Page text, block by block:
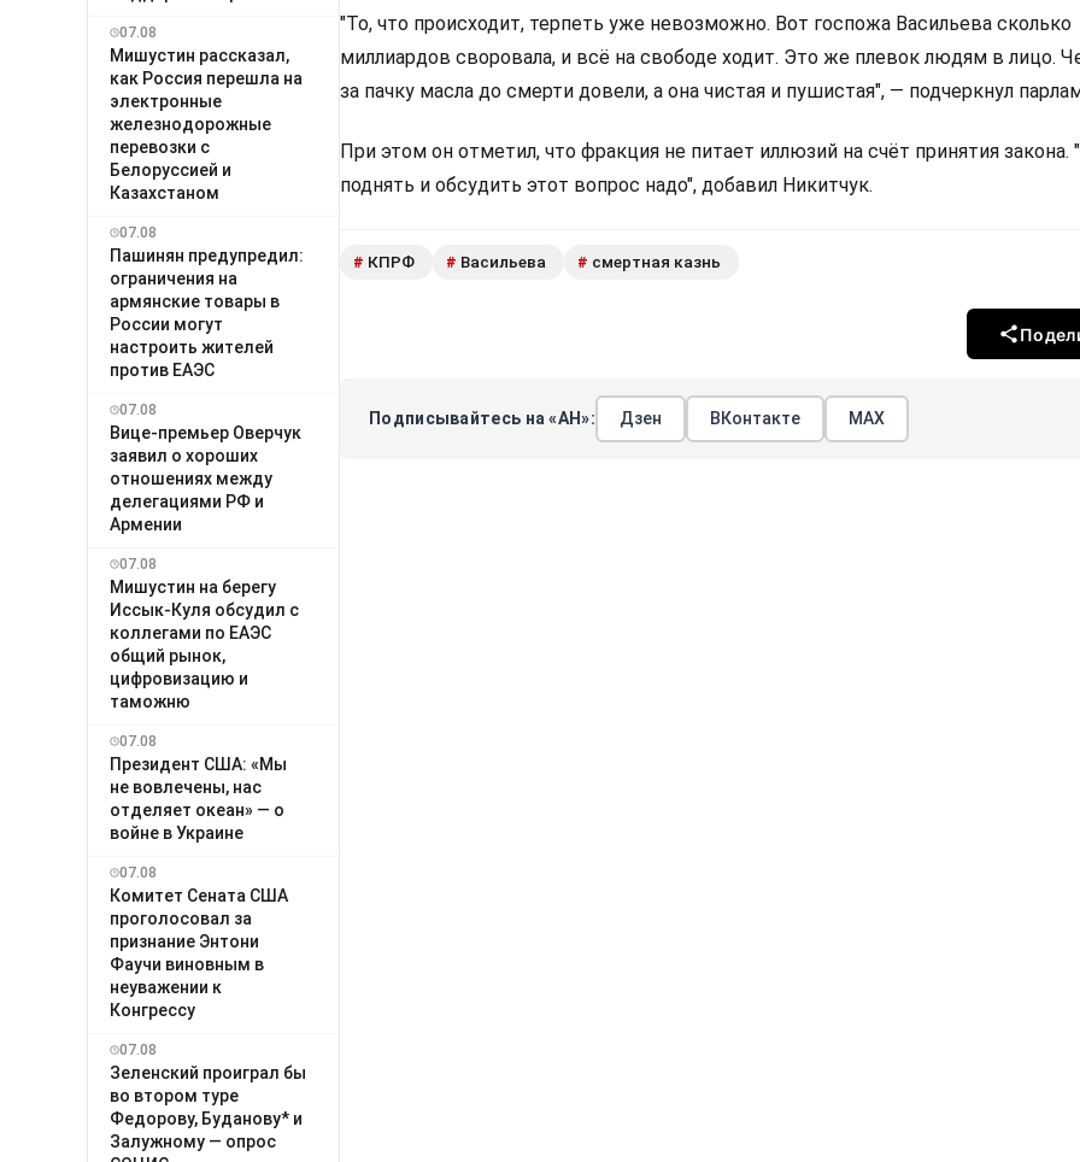
07.08
Мишустин рассказал,
как Россия перешла на
электронные
железнодорожные
перевозки с
Белоруссией и
Казахстаном
07.08
Пашинян предупредил:
ограничения на
армянские товары в
России могут
настроить жителей
против ЕАЭС
07.08
Вице-премьер Оверчук
заявил о хороших
отношениях между
делегациями РФ и
Армении
07.08
Мишустин на берегу
Иссык-Куля обсудил с
коллегами по ЕАЭС
общий рынок,
цифровизацию и
таможню
07.08
Президент США: «Мы
не вовлечены, нас
отделяет океан» — о
войне в Украине
07.08
Комитет Сената США
проголосовал за
признание Энтони
Фаучи виновным в
неуважении к
Конгрессу
07.08
Зеленский проиграл бы
во втором туре
Федорову, Буданову* и
Залужному — опрос
"То, что происходит, терпеть уже невозможно. Вот госпожа Васильева сколько
миллиардов своровала, и всё на свободе ходит. Это же плевок людям в лицо.
за пачку масла до смерти довели, а она чистая и пушистая", — подчеркнул
При этом он отметил, что фракция не питает иллюзий на счёт принятия закона.
поднять и обсудить этот вопрос надо", добавил Никитчук.
# КПРФ # Васильева # смертная казнь
Подписывайтесь на «АН»: Дзен ВКонтакте МАХ